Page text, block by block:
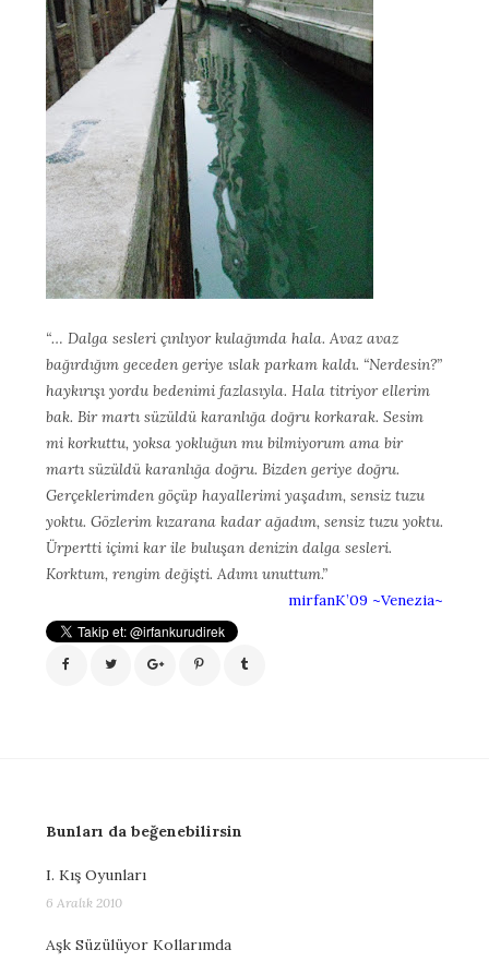
“… Dalga sesleri çınlıyor kulağımda hala. Avaz avaz
bağırdığım geceden geriye ıslak parkam kaldı. “Nerdesin?”
haykırışı yordu bedenimi fazlasıyla. Hala titriyor ellerim
bak. Bir martı süzüldü karanlığa doğru korkarak. Sesim
mi korkuttu, yoksa yokluğun mu bilmiyorum ama bir
martı süzüldü karanlığa doğru. Bizden geriye doğru.
Gerçeklerimden göçüp hayallerimi yaşadım, sensiz tuzu
yoktu. Gözlerim kızarana kadar ağadım, sensiz tuzu yoktu.
Ürpertti içimi kar ile buluşan denizin dalga sesleri.
Korktum, rengim değişti. Adımı unuttum.”
mirfanK’09 ~Venezia~
Bunları da beğenebilirsin
I. Kış Oyunları
6 Aralık 2010
Aşk Süzülüyor Kollarımda